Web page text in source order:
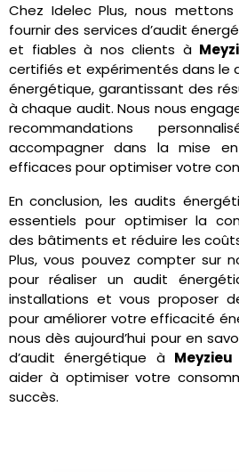
Chez Idelec Plus, nous
fournir des services d’audit
et fiables à nos clients à
certifiés et expérimentés dans le
énergétique, garantissant des
à chaque audit. Nous nous
recommandations
accompagner dans la mise
efficaces pour optimiser votre
En conclusion, les audits
essentiels pour optimiser la
des bâtiments et réduire les
Plus, vous pouvez compter sur
pour réaliser un audit
installations et vous proposer
pour améliorer votre efficacité
nous dès aujourd’hui pour en
d’audit énergétique à
aider à optimiser votre
succès.